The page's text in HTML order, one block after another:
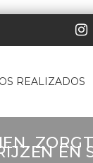
REALIZADOS
EN